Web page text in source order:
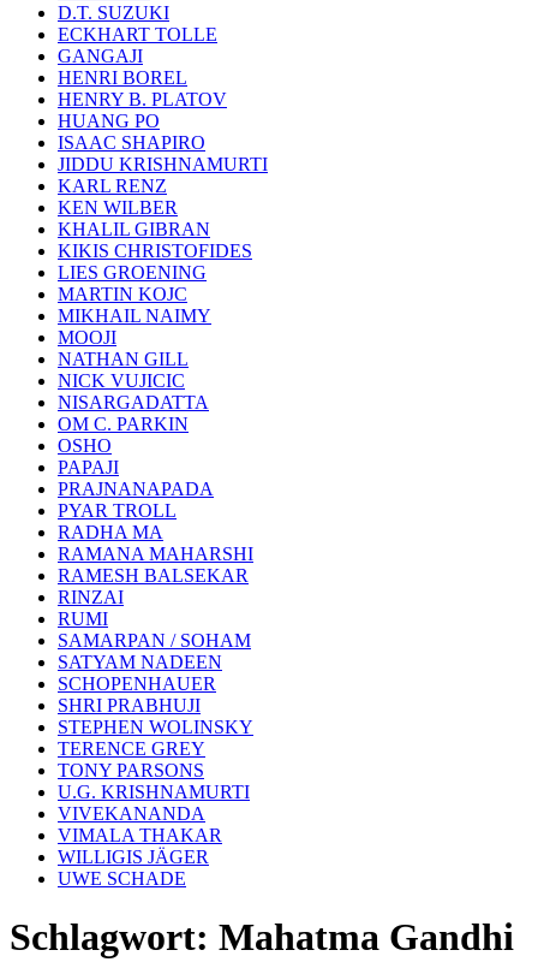
D.T. SUZUKI
ECKHART TOLLE
GANGAJI
HENRI BOREL
HENRY B. PLATOV
HUANG PO
ISAAC SHAPIRO
JIDDU KRISHNAMURTI
KARL RENZ
KEN WILBER
KHALIL GIBRAN
KIKIS CHRISTOFIDES
LIES GROENING
MARTIN KOJC
MIKHAIL NAIMY
MOOJI
NATHAN GILL
NICK VUJICIC
NISARGADATTA
OM C. PARKIN
OSHO
PAPAJI
PRAJNANAPADA
PYAR TROLL
RADHA MA
RAMANA MAHARSHI
RAMESH BALSEKAR
RINZAI
RUMI
SAMARPAN / SOHAM
SATYAM NADEEN
SCHOPENHAUER
SHRI PRABHUJI
STEPHEN WOLINSKY
TERENCE GREY
TONY PARSONS
U.G. KRISHNAMURTI
VIVEKANANDA
VIMALA THAKAR
WILLIGIS JÄGER
UWE SCHADE
Schlagwort: Mahatma Gandhi